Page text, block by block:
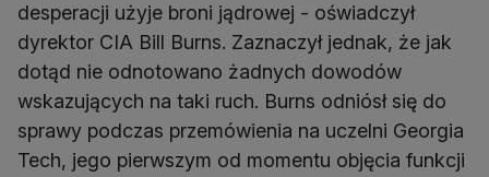
desperacji użyje broni jądrowej - oświadczył
dyrektor CIA Bill Burns. Zaznaczył jednak, że jak
dotąd nie odnotowano żadnych dowodów
wskazujących na taki ruch. Burns odniósł się do
sprawy podczas przemówienia na uczelni Georgia
Tech, jego pierwszym od momentu objęcia funkcji